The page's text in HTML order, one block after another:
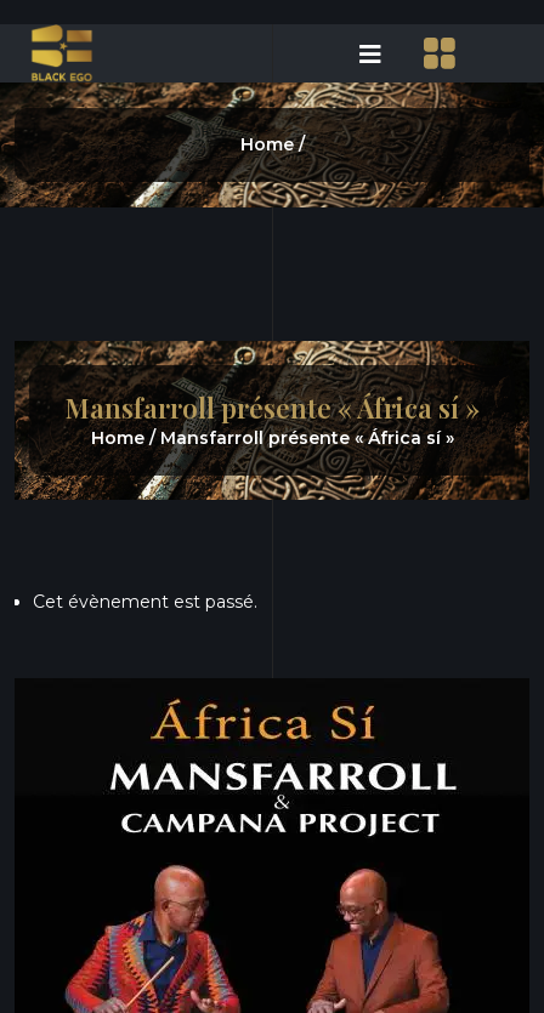
Home /
Mansfarroll présente « África sí »
Home / Mansfarroll présente « África sí »
Cet évènement est passé.